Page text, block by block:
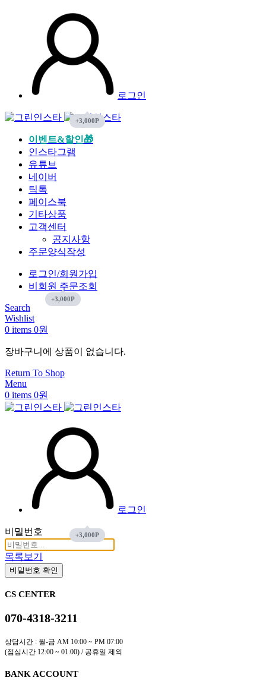
로그인
이벤트&할인🎁
인스타그램
유튜브
네이버
틱톡
페이스북
기타상품
고객센터
공지사항
주문양식작성
로그인/회원가입
비회원 주문조회
Search
Wishlist
0 items 0원
장바구니에 상품이 없습니다.
Return To Shop
Menu
0 items 0원
로그인
비밀번호
목록보기
비밀번호 확인
CS CENTER
070-4318-3211
상담시간 : 월-금 AM 10:00 ~ PM 07:00
(점심시간 12:00 ~ 01:00) / 공휴일 제외
BANK ACCOUNT